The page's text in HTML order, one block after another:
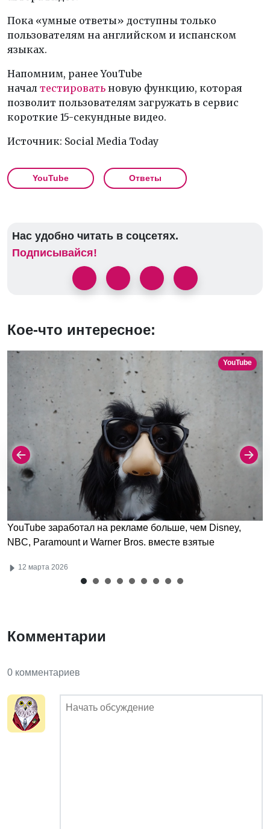
Пока «умные ответы» доступны только
пользователям на английском и испанском
языках.
Напомним, ранее YouTube
начал тестировать новую функцию, которая
позволит пользователям загружать в сервис
короткие 15-секундные видео.
Источник: Social Media Today
YouTube Ответы
Нас удобно читать в соцсетях.
Подписывайся!
Кое-что интересное:
YouTube
YouTube заработал на рекламе больше, чем Disney,
NBC, Paramount и Warner Bros. вместе взятые
12 марта 2026
Комментарии
0 комментариев